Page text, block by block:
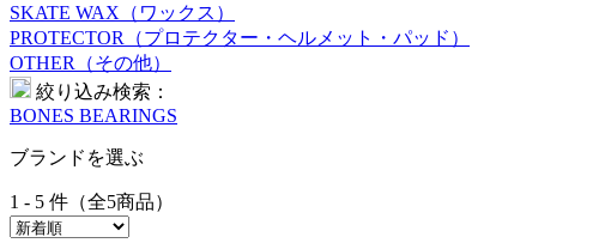
SKATE WAX（ワックス）
PROTECTOR（プロテクター・ヘルメット・パッド）
OTHER（その他）
絞り込み検索：
BONES BEARINGS
ブランドを選ぶ
1 - 5 件（全5商品）